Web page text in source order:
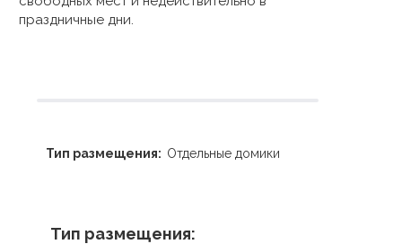
праздничные дни.
Тип размещения: Отдельные домики
Тип размещения: